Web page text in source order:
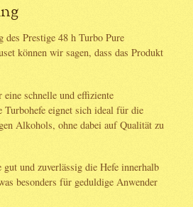
des Prestige 48 h Turbo Pure
können wir sagen, dass das Produkt
schnelle und effiziente
eignet sich ideal für die
Alkohols, ohne dabei auf Qualität zu
und zuverlässig die Hefe innerhalb
besonders für geduldige Anwender